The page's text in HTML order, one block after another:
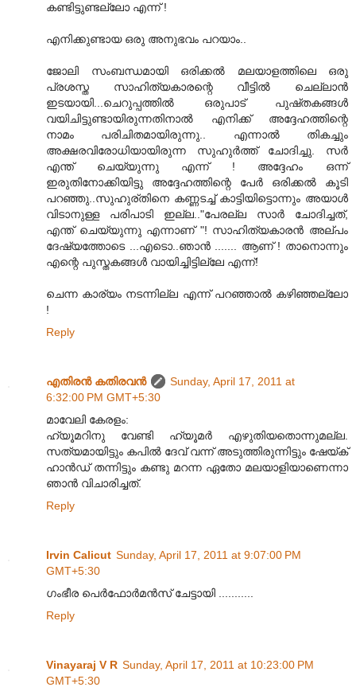
കണ്ടിട്ടുണ്ടല്ലോ എന്ന് !
എനിക്കുണ്ടായ ഒരു അനുഭവം പറയാം..
ജോലി സംബന്ധമായി ഒരിക്കല്‍ മലയാളത്തിലെ ഒരു
പ്രശസ്ത സാഹിത്യകാരന്റെ വീട്ടില്‍ ചെല്ലാന്‍
ഇടയായി...ചെറുപ്പത്തില്‍ ഒരുപാട് പുഷ്തകങ്ങള്‍
വയിചിട്ടുണ്ടായിരുന്നതിനാല്‍ എനിക്ക് അദ്ദേഹത്തിന്റെ
നാമം പരിചിതമായിരുന്നു.. എന്നാല്‍ തികച്ചും
അക്ഷരവിരോധിയായിരുന്ന സുഹുര്‍ത്ത് ചോദിച്ചു. സര്‍
എന്ത് ചെയ്യുന്നു എന്ന് ! അദ്ദേഹം ഒന്ന്
ഇരുതിനോക്കിയിട്ടു അദ്ദേഹത്തിന്റെ പേര്‍ ഒരിക്കല്‍ കൂടി
പറഞ്ഞു..സുഹുര്തിനെ കണ്ണടച്ച് കാട്ടിയിട്ടൊന്നും അയാള്‍
വിടാനുള്ള പരിപാടി ഇല്ല.."പേരല്ല സാര്‍ ചോദിച്ചത്,
എന്ത് ചെയ്യുന്നു എന്നാണ് "! സാഹിത്യകാരന്‍ അല്പം
ദേഷ്യത്തോടെ ...എടൊ..ഞാന്‍ ....... ആണ് ! താനൊന്നും
എന്റെ പുസ്തകങ്ങള്‍ വായിച്ചിട്ടില്ലേ എന്ന്!
ചെന്ന കാര്യം നടന്നില്ല എന്ന് പറഞ്ഞാല്‍ കഴിഞ്ഞല്ലോ
!
Reply
എതിരന്‍ കതിരവന്‍
Sunday, April 17, 2011 at
6:32:00 PM GMT+5:30
മാവേലി കേരളം:
ഹ്യൂമറിനു വേണ്ടി ഹ്യൂമർ എഴുതിയതൊന്നുമല്ല.
സത്യമായിട്ടും കപിൽ ദേവ് വന്ന് അടുത്തിരുന്നിട്ടും ഷേയ്ക്
ഹാൻഡ് തന്നിട്ടും കണ്ടു മറന്ന ഏതോ മലയാളിയാണെന്നാ
ഞാൻ വിചാരിച്ചത്.
Reply
Irvin Calicut Sunday, April 17, 2011 at 9:07:00 PM
GMT+5:30
ഗംഭീര പെര്‍ഫോര്‍മന്‍സ് ചേട്ടായി ...........
Reply
Vinayaraj V R Sunday, April 17, 2011 at 10:23:00 PM
GMT+5:30